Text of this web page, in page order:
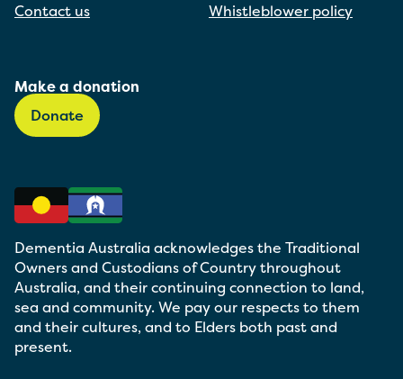
Contact us
Whistleblower policy
Make a donation
Donate
Dementia Australia acknowledges the Traditional
Owners and Custodians of Country throughout
Australia, and their continuing connection to land,
sea and community. We pay our respects to them
and their cultures, and to Elders both past and
present.